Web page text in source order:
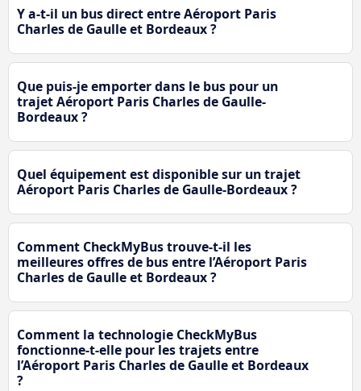
Y a-t-il un bus direct entre Aéroport Paris
Charles de Gaulle et Bordeaux ?
Que puis-je emporter dans le bus pour un
trajet Aéroport Paris Charles de Gaulle-
Bordeaux ?
Quel équipement est disponible sur un trajet
Aéroport Paris Charles de Gaulle-Bordeaux ?
Comment CheckMyBus trouve-t-il les
meilleures offres de bus entre l’Aéroport Paris
Charles de Gaulle et Bordeaux ?
Comment la technologie CheckMyBus
fonctionne-t-elle pour les trajets entre
l’Aéroport Paris Charles de Gaulle et Bordeaux
?